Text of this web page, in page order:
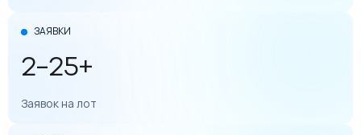
ЗАЯВКИ
2–25+
Заявок на лот